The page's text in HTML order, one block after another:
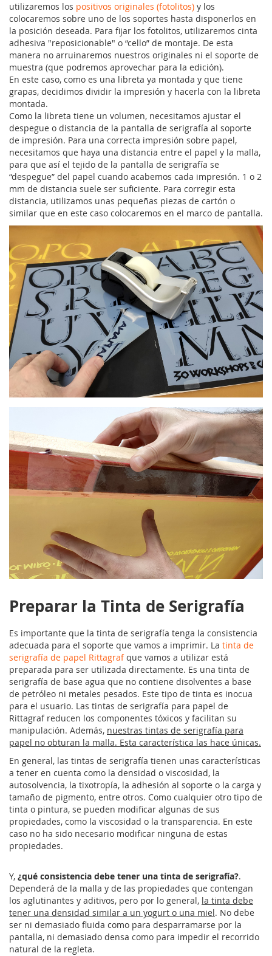
utilizaremos los positivos originales (fotolitos) y los
colocaremos sobre uno de los soportes hasta disponerlos en
la posición deseada. Para fijar los fotolitos, utilizaremos cinta
adhesiva "reposicionable" o “cello” de montaje. De esta
manera no arruinaremos nuestros originales ni el soporte de
muestra (que podremos aprovechar para la edición).
En este caso, como es una libreta ya montada y que tiene
grapas, decidimos dividir la impresión y hacerla con la libreta
montada.
Como la libreta tiene un volumen, necesitamos ajustar el
despegue o distancia de la pantalla de serigrafía al soporte
de impresión. Para una correcta impresión sobre papel,
necesitamos que haya una distancia entre el papel y la malla,
para que así el tejido de la pantalla de serigrafía se
“despegue” del papel cuando acabemos cada impresión. 1 o 2
mm de distancia suele ser suficiente. Para corregir esta
distancia, utilizamos unas pequeñas piezas de cartón o
similar que en este caso colocaremos en el marco de pantalla.
Preparar la Tinta de Serigrafía
Es importante que la tinta de serigrafía tenga la consistencia
adecuada para el soporte que vamos a imprimir. La tinta de
serigrafía de papel Rittagrafque vamos a utilizar está
preparada para ser utilizada directamente. Es una tinta de
serigrafía de base agua que no contiene disolventes a base
de petróleo ni metales pesados. Este tipo de tinta es inocua
para el usuario. Las tintas de serigrafía para papel de
Rittagraf reducen los componentes tóxicos y facilitan su
manipulación. Además, nuestras tintas de serigrafía para
papel no obturan la malla. Esta característica las hace únicas.
En general, las tintas de serigrafía tienen unas características
a tener en cuenta como la densidad o viscosidad, la
autosolvencia, la tixotropía, la adhesión al soporte o la carga y
tamaño de pigmento, entre otros. Como cualquier otro tipo de
tinta o pintura, se pueden modificar algunas de sus
propiedades, como la viscosidad o la transparencia. En este
caso no ha sido necesario modificar ninguna de estas
propiedades.
Y, ¿qué consistencia debe tener una tinta de serigrafía?.
Dependerá de la malla y de las propiedades que contengan
los aglutinantes y aditivos, pero por lo general, la tinta debe
tener una densidad similar a un yogurt o una miel. No debe
ser ni demasiado fluida como para desparramarse por la
pantalla, ni demasiado densa como para impedir el recorrido
natural de la regleta.